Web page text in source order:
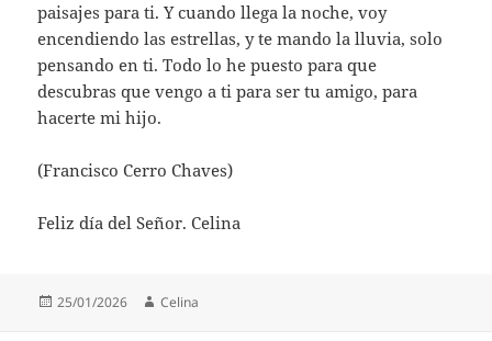
paisajes para ti. Y cuando llega la noche, voy
encendiendo las estrellas, y te mando la lluvia, solo
pensando en ti. Todo lo he puesto para que
descubras que vengo a ti para ser tu amigo, para
hacerte mi hijo.
(Francisco Cerro Chaves)
Feliz día del Señor. Celina
Publicado
25/01/2026 Autor
Celina